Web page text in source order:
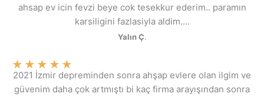
ahsap ev icin fevzi beye cok tesekkur ederim.. paramın
karsiligini fazlasiyla aldim....
Yalın Ç.
★ ★ ★ ★ ★
2021 İzmir depreminden sonra ahşap evlere olan ilgim ve
güvenim daha çok artmıştı bi kaç firma arayışından sonra